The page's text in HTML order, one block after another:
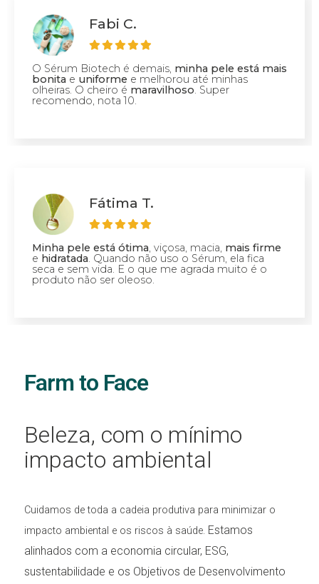
Fabi C.
O Sérum Biotech é demais, minha pele está mais
bonita e uniforme e melhorou até minhas
olheiras. O cheiro é maravilhoso. Super
recomendo, nota 10.
Fátima T.
Minha pele está ótima, viçosa, macia, mais firme
e hidratada. Quando não uso o Sérum, ela fica
seca e sem vida. E o que me agrada muito é o
produto não ser oleoso.
Farm to Face
Beleza, com o mínimo
impacto ambiental
Cuidamos de toda a cadeia produtiva para minimizar o
impacto ambiental e os riscos à saúde. Estamos
alinhados com a economia circular, ESG,
sustentabilidade e os Objetivos de Desenvolvimento